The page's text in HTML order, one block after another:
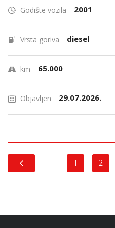
Godište vozila 2001
Vrsta goriva diesel
km 65.000
Objavljen 29.07.2026.
1 2